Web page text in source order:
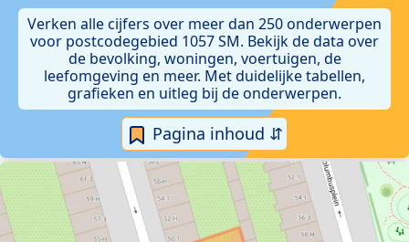
Verken alle cijfers over meer dan 250 onderwerpen
voor postcodegebied 1057 SM. Bekijk de data over
de bevolking, woningen, voertuigen, de
leefomgeving en meer. Met duidelijke tabellen,
grafieken en uitleg bij de onderwerpen.
Pagina inhoud ⇵